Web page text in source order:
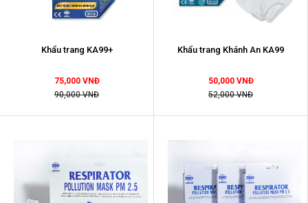
Khẩu trang KA99+
75,000 VNĐ
90,000 VNĐ
Khẩu trang Khánh An KA99
50,000 VNĐ
52,000 VNĐ